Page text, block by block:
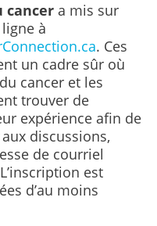
cancer a mis sur
à
. Ces
un cadre sûr où
cancer et les
trouver de
expérience afin de
discussions,
de courriel
est
d’au moins